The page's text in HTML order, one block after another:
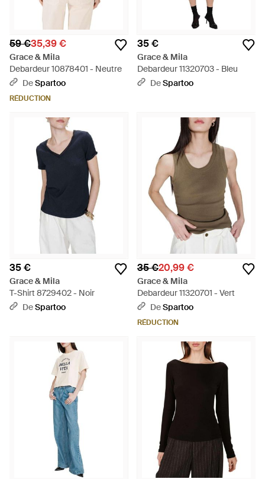
59 €35,39 €
Grace & Mila
Debardeur 10878401 - Neutre
DeSpartoo
RÉDUCTION
35 €
Grace & Mila
Debardeur 11320703 - Bleu
DeSpartoo
35 €
Grace & Mila
T-Shirt 8729402 - Noir
DeSpartoo
35 €20,99 €
Grace & Mila
Debardeur 11320701 - Vert
DeSpartoo
RÉDUCTION